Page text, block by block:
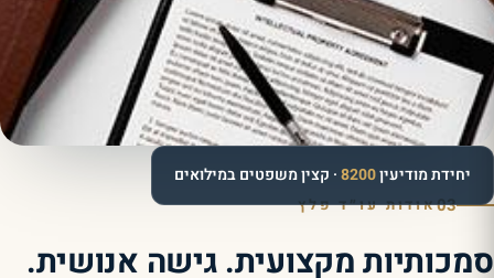
יחידת מודיעין8200· קצין משפטים במילואים
03אודות עו״ד פלץ
סמכותיות מקצועית. גישה אנושית.